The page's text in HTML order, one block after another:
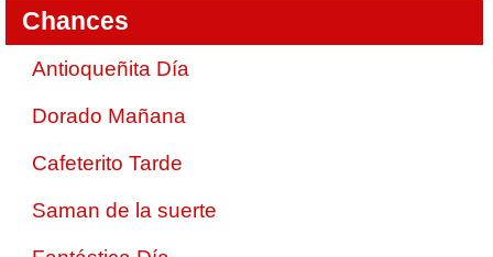
Chances
Antioqueñita Día
Dorado Mañana
Cafeterito Tarde
Saman de la suerte